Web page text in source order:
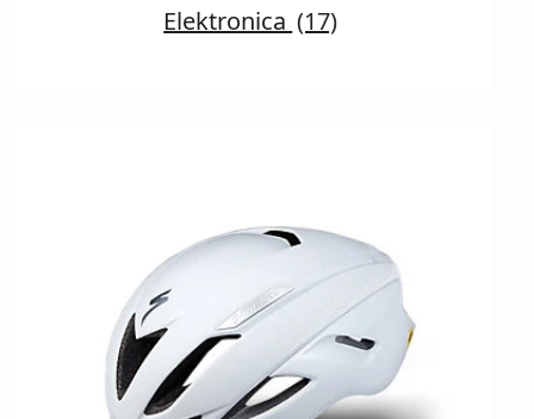
Elektronica (17)